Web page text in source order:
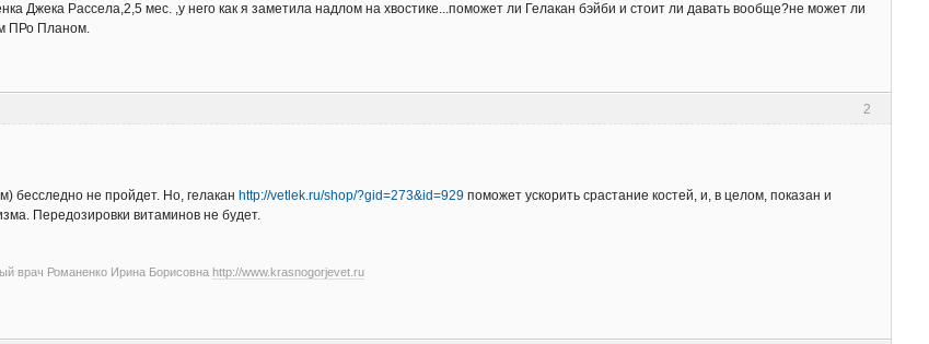
Джека Рассела,2,5 мес. ,у него как я заметила надлом на хвостике...поможет ли Гелакан бэйби и стоит ли давать вообще?не может ли
ПРо Планом.
2
бесследно не пройдет. Но, гелакан http://vetlek.ru/shop/?gid=273&id=929поможет ускорить срастание костей, и, в целом, показан и
Передозировки витаминов не будет.
врач Романенко Ирина Борисовна http://www.krasnogorjevet.ru